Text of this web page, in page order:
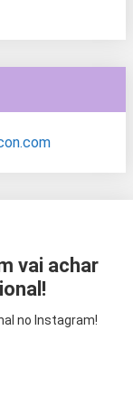
vai achar
no Instagram!